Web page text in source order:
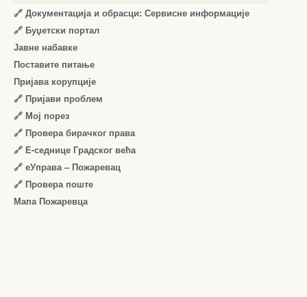
🔗 Документација и обрасци: Сервисне информације
🔗 Буџетски портал
Јавне набавке
Поставите питање
Пријава корупције
🔗 Пријави проблем
🔗 Мој порез
🔗 Провера бирачког права
🔗 Е-седнице Градског већа
🔗 еУправа – Пожаревац
🔗 Провера поште
Мапа Пожаревца